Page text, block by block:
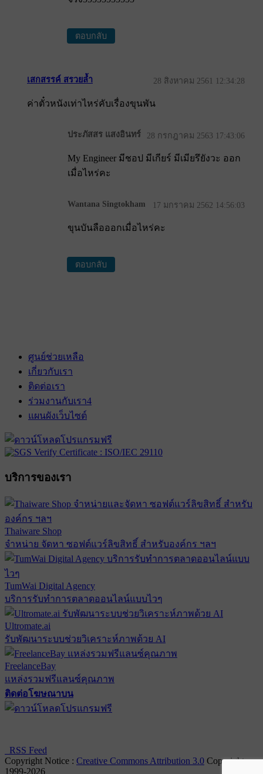
ตอบกลับ
เสกสรรค์ สรวยล้ำ 28 สิงหาคม 2561 12:34:28
ค่าตั๋วหนังเท่าไหร่คับเรื่องขุนพัน
ประภัสสร แสงอินทร์ 28 กรกฎาคม 2563 17:43:06
My Engineer มีชอป มีเกียร์ มีเมียรึยังวะ ออก
เมื่อไหร่คะ
Wantana Singtokham 17 มกราคม 2562 14:56:03
ขุนบันลือออกเมื่อไหร่คะ
ตอบกลับ
ศูนย์ช่วยเหลือ
เกี่ยวกับเรา
ติดต่อเรา
ร่วมงานกับเรา4
แผนผังเว็บไซต์
บริการของเรา
Thaiware Shop
จำหน่าย จัดหา ซอฟต์แวร์ลิขสิทธิ์ สำหรับองค์กร ฯลฯ
TumWai Digital Agency
บริการรับทำการตลาดออนไลน์แบบไวๆ
Ultromate.ai
รับพัฒนาระบบช่วยวิเคราะห์ภาพด้วย AI
FreelanceBay
แหล่งรวมฟรีแลนซ์คุณภาพ
ติดต่อโฆษณาบน
RSS Feed
Copyright Notice : Creative Commons Attribution 3.0 Copyright
1999-2026